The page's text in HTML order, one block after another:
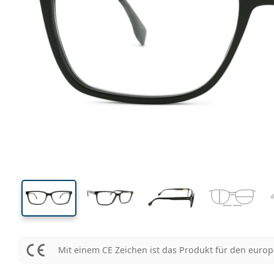
134 mm
Brillenbreite
40 mm
Glashöhe Glasbreite
Glasbreite
Mit einem CE Zeichen ist das Produkt für den